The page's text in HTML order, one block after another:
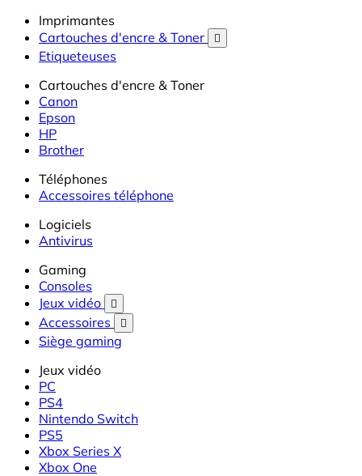
Imprimantes
Cartouches d'encre & Toner

Etiqueteuses
Cartouches d'encre & Toner
Canon
Epson
HP
Brother
Téléphones
Accessoires téléphone
Logiciels
Antivirus
Gaming
Consoles
Jeux vidéo

Accessoires 
Siège gaming
Jeux vidéo
PC
PS4
Nintendo Switch
PS5
Xbox Series X
Xbox One